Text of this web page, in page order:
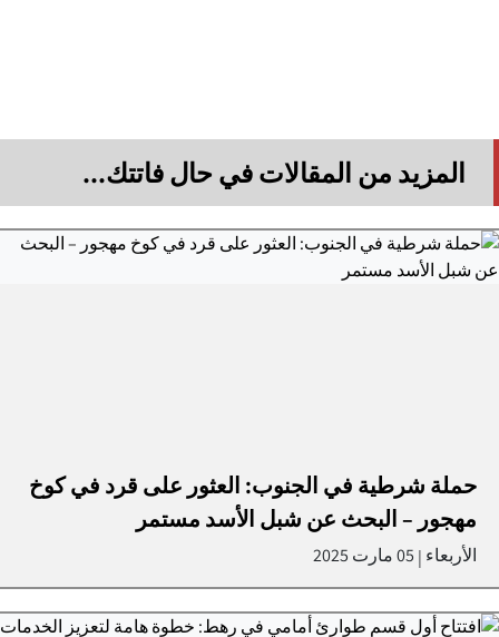
المزيد من المقالات في حال فاتتك...
حملة شرطية في الجنوب: العثور على قرد في كوخ
مهجور – البحث عن شبل الأسد مستمر
الأربعاء | 05 مارت 2025